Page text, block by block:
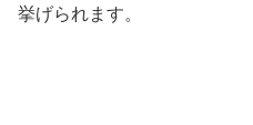
挙げられます。